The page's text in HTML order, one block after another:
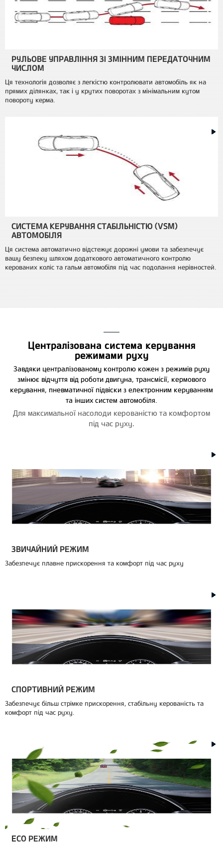
РУЛЬОВЕ УПРАВЛІННЯ ЗІ ЗМІННИМ ПЕРЕДАТОЧНИМ
ЧИСЛОМ
Ця технологія дозволяє з легкістю контролювати автомобіль як на
прямих ділянках, так і у крутих поворотах з мінімальним кутом
повороту керма.
СИСТЕМА КЕРУВАННЯ СТАБІЛЬНІСТЮ (VSM)
АВТОМОБІЛЯ
Ця система автоматично відстежує дорожні умови та забезпечує
вашу безпеку шляхом додаткового автоматичного контролю
керованих коліс та гальм автомобіля під час подолання нерівностей.
Централізована система керування
режимами руху
Завдяки централізованому контролю кожен з режимів руху
змінює відчуття від роботи двигуна, трансмісії, кермового
керування, пневматичної підвіски з електронним керуванням
та інших систем автомобіля.
Для максимальної насолоди керованістю та комфортом
під час руху.
ЗВИЧАЙНИЙ РЕЖИМ
Забезпечує плавне прискорення та комфорт під час руху
СПОРТИВНИЙ РЕЖИМ
Забезпечує більш стрімке прискорення, стабільну керованість та
комфорт під час руху.
ECO РЕЖИМ